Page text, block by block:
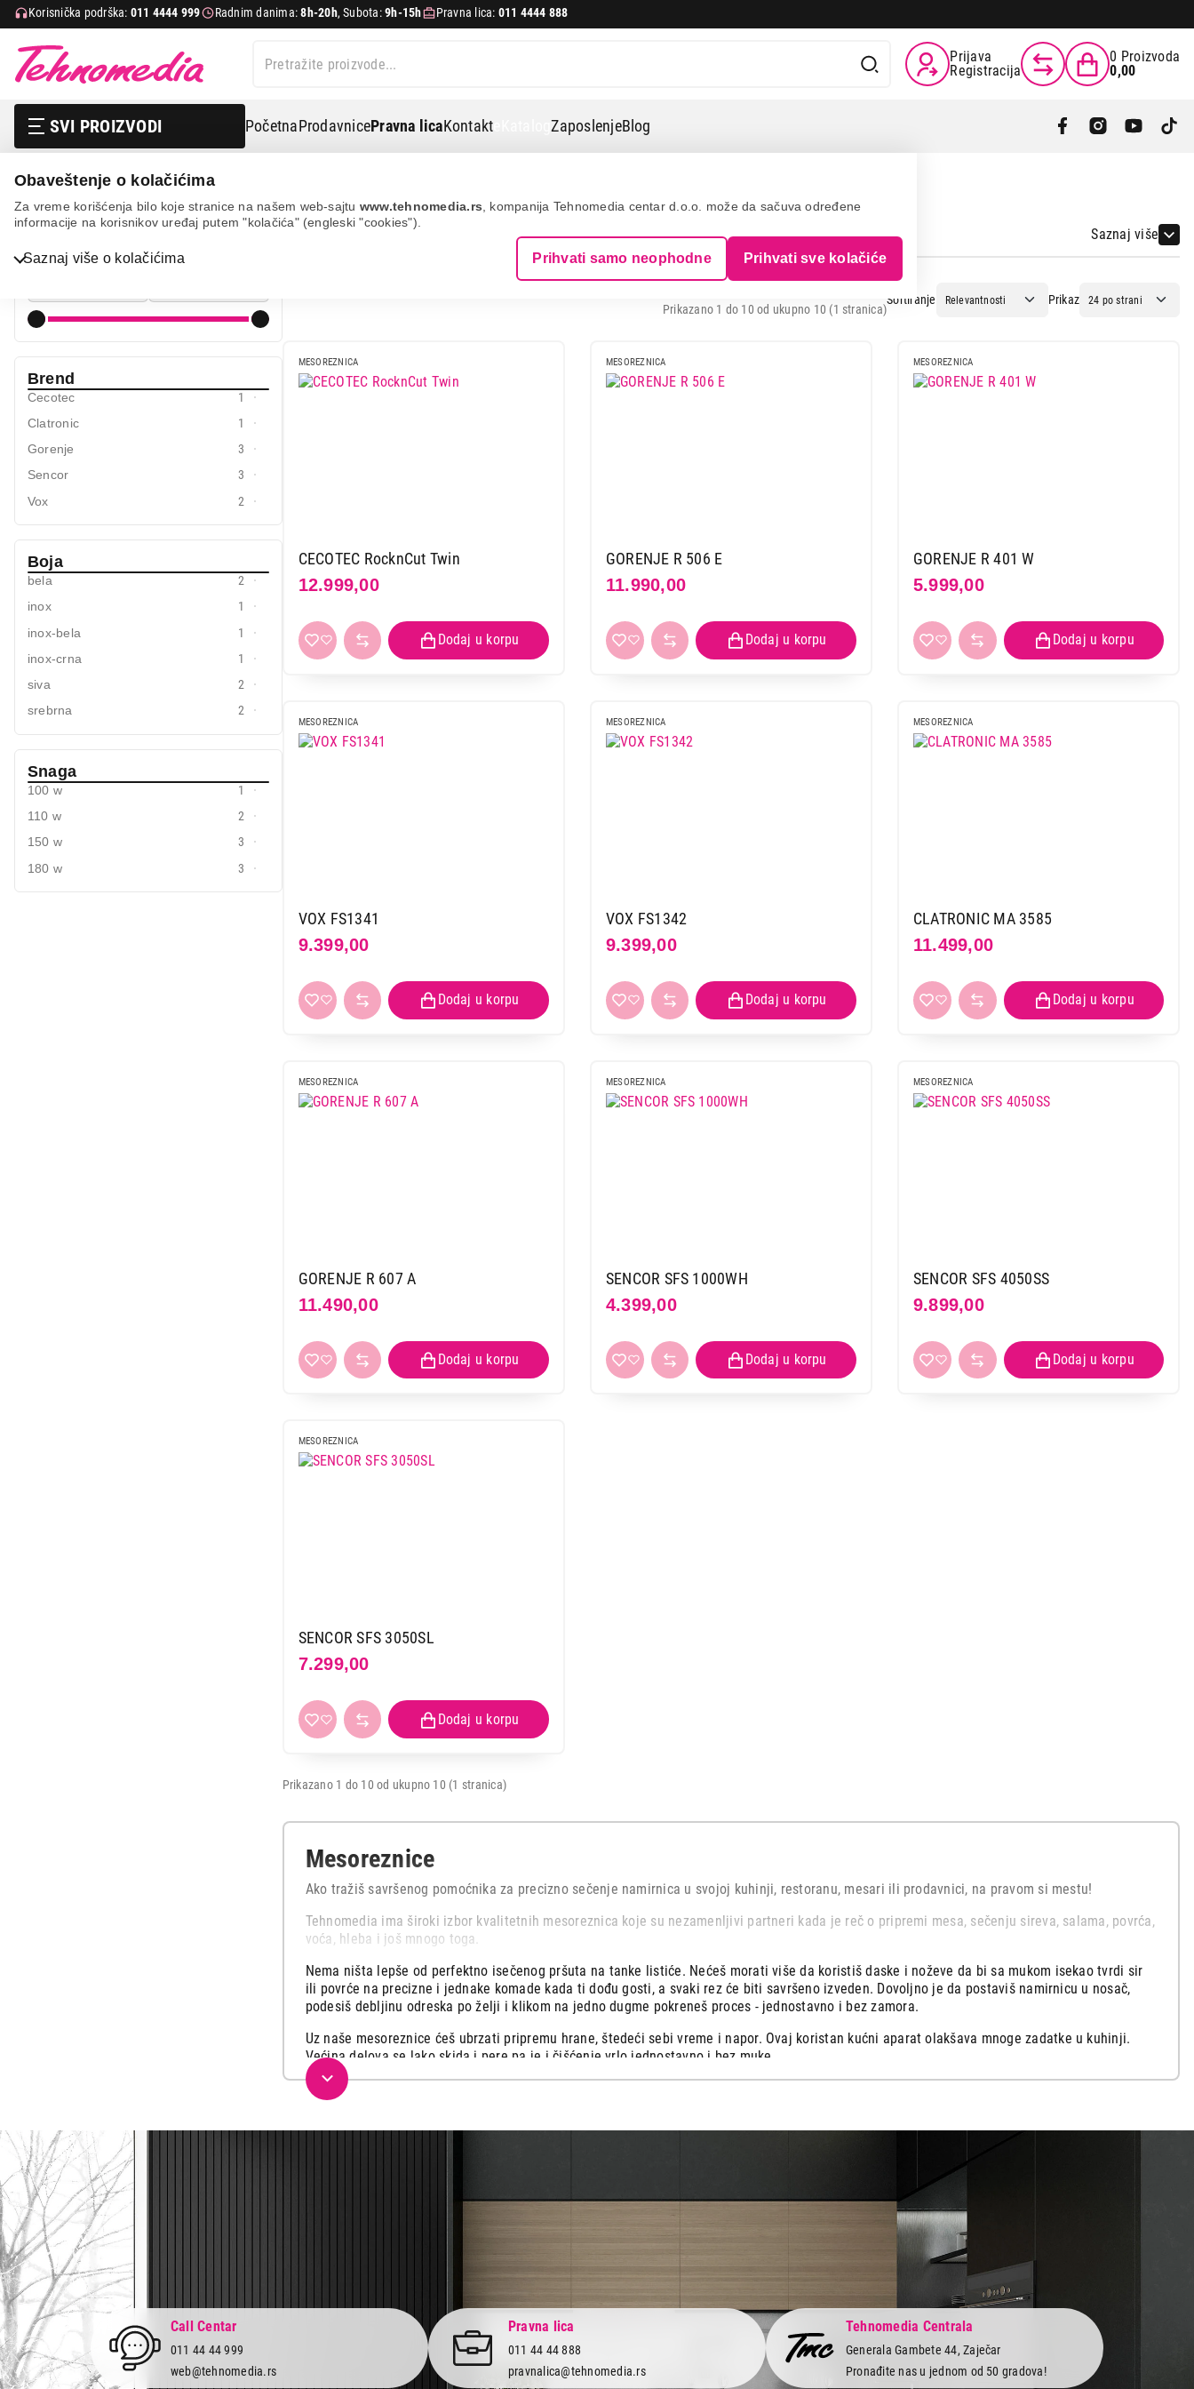
Obaveštenje o kolačićima
Za vreme korišćenja bilo koje stranice na našem web-sajtu www.tehnomedia.rs , kompanija Tehnomedia centar d.o.o. može da sačuva određene
informacije na korisnikov uređaj putem "kolačića" (engleski "cookies").
Saznaj više o kolačićima Prihvati samo neophodne Prihvati sve kolačiće
Korisnička podrška: 011 4444 999 Radnim danima:8h-20h, Subota:9h-15h Pravna lica: 011 4444 888
Prijava
Registracija
0 Proizvoda
0,00
SVI PROIZVODI PočetnaProdavnicePravna licaKontakt eKatalogZaposlenjeBlog
Bela tehnika
IT & Gaming
Mali kućni aparati
Mali kuhinjski aparati
Grejanje i hlađenje
Mali kuhinjski aparati Aparati za pripremu i čuvanje hrane
Cena od Cena do
Brend
Cecotec
1
Clatronic
1
Gorenje
3
Sencor
3
Vox
2
Boja
bela
2
inox
1
inox-bela
1
inox-crna
1
siva
2
srebrna
2
Snaga
100 w
1
110 w
2
150 w
3
180 w
3
MESOREZNICE Saznaj više
Sortiranje Prikaz
Prikazano 1 do 10 od ukupno 10 (1 stranica)
MESOREZNICA
CECOTEC RocknCut Twin
12.999,00
MESOREZNICA
GORENJE R 506 E
11.990,00
MESOREZNICA
GORENJE R 401 W
5.999,00
MESOREZNICA
VOX FS1341
9.399,00
MESOREZNICA
VOX FS1342
9.399,00
MESOREZNICA
CLATRONIC MA 3585
11.499,00
MESOREZNICA
GORENJE R 607 A
11.490,00
MESOREZNICA
SENCOR SFS 1000WH
4.399,00
MESOREZNICA
SENCOR SFS 4050SS
9.899,00
MESOREZNICA
SENCOR SFS 3050SL
7.299,00
Prikazano 1 do 10 od ukupno 10 (1 stranica)
Mesoreznice
Ako tražiš savršenog pomoćnika za precizno sečenje namirnica u svojoj kuhinji, restoranu, mesari ili prodavnici, na pravom si mestu!
Tehnomedia ima široki izbor kvalitetnih mesoreznica koje su nezamenljivi partneri kada je reč o pripremi mesa, sečenju sireva, salama, povrća,
voća, hleba i još mnogo toga.
Nema ništa lepše od perfektno isečenog pršuta na tanke listiće. Nećeš morati više da koristiš daske i noževe da bi sa mukom isekao tvrdi sir
ili povrće na precizne i jednake komade kada ti dođu gosti, a svaki rez će biti savršeno izveden. Dovoljno je da postaviš namirnicu u nosač,
podesiš debljinu odreska po želji i klikom na jedno dugme pokreneš proces - jednostavno i bez zamora.
Uz naše mesoreznice ćeš ubrzati pripremu hrane, štedeći sebi vreme i napor. Ovaj koristan kućni aparat olakšava mnoge zadatke u kuhinji.
Većina delova se lako skida i pere pa je i čišćenje vrlo jednostavno i bez muke.
I što je vrlo važno, opremljene su sigurnosnim funkcijama koje sprečavaju povrede tokom upotrebe tako da su bezbedne za korišćenje.
Nabavi kvalitetnu mesoreznicu već danas
proizvodiš sušeno meso, u Tehnomediji ćeš pronaći sve po tvojoj meri. Dodaj lakoću i brzinu svim svojim kulinarskim poduhvatima već danas.
Istraži naš široki asortiman i osveži svoju kuhinju i pripremu hrane uz pomoć vrhunskih mesoreznica. Čeka te sigurna i jednostavna kupovina
Tvoj partner za savršene obroke je na samo jedan klik od tebe!
12.999,00
MESOREZNICE
CECOTEC RocknCut Twin
Ukupno u korpi:
Call Centar
011 44 44 999
web@tehnomedia.rs
Pravna lica
011 44 44 888
pravnalica@tehnomedia.rs
Tehnomedia Centrala
Generala Gambete 44, Zaječar
Pronađite nas u jednom od 50 gradova!